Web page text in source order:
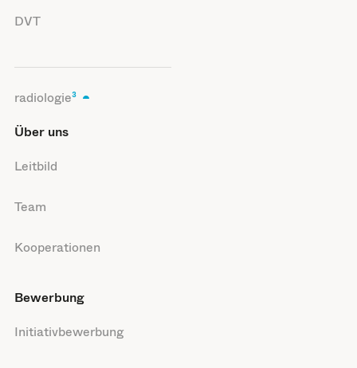
DVT
radiologie³
Über uns
Leitbild
Team
Kooperationen
Bewerbung
Initiativbewerbung